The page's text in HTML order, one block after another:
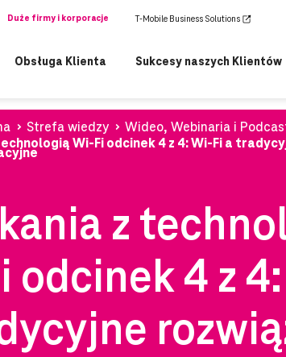
Duże firmy i korporacje T-Mobile Business Solutions
Obsługa Klienta Sukcesy naszych Klientów
Strefa wiedzy
Wideo, Webinaria i
Wi-Fi odcinek 4 z 4: Wi-Fi a
z
odcinek 4 z